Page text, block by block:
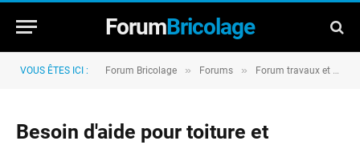
ForumBricolage
VOUS ÊTES ICI : Forum Bricolage » Forums » Forum travaux et rénovation
Besoin d'aide pour toiture et